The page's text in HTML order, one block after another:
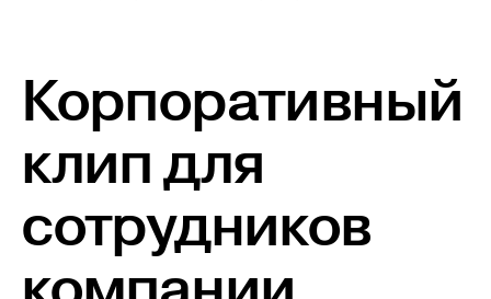
Корпоративный
клип для
сотрудников